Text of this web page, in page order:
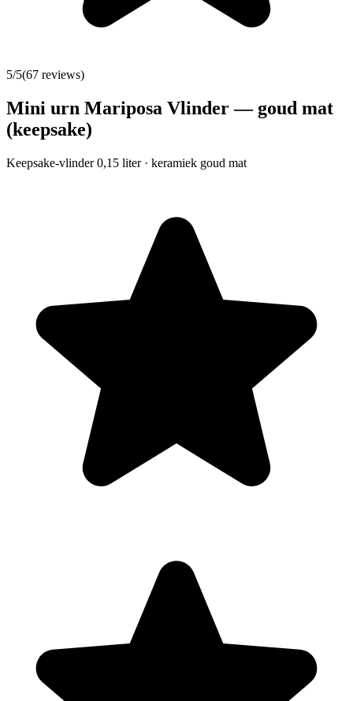
5/5(67 reviews)
Mini urn Mariposa Vlinder — goud mat
(keepsake)
Keepsake-vlinder 0,15 liter · keramiek goud mat